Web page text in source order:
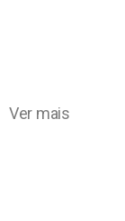
Ver mais